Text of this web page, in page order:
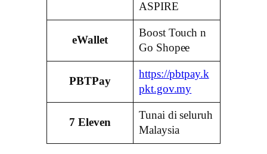
ASPIRE
eWallet
Boost Touch n
Go Shopee
PBTPay
https://pbtpay.k
pkt.gov.my
7 Eleven
Tunai di seluruh
Malaysia